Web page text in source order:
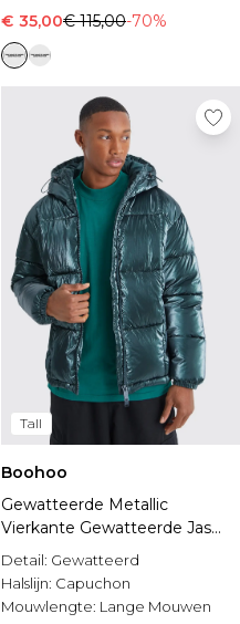
€ 35,00€ 115,00-70%
Tall
Boohoo
Gewatteerde Metallic
Vierkante Gewatteerde Jas
Met Stiksels
Detail: Gewatteerd
Halslijn: Capuchon
Mouwlengte: Lange Mouwen